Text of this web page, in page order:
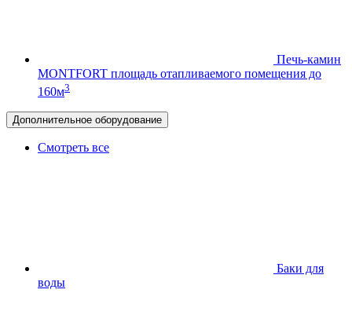
Печь-камин
MONTFORT площадь отапливаемого помещения до
160м3
Дополнительное оборудование
Смотреть все
Баки для
воды